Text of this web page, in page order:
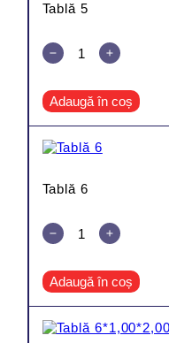
Tablă 5
Adaugă în coș
Tablă 6
Adaugă în coș